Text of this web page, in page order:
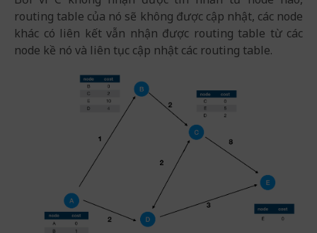
routing table của nó sẽ không được cập nhật, các node
khác có liên kết vẫn nhận được routing table từ các
node kề nó và liên tục cập nhật các routing table.